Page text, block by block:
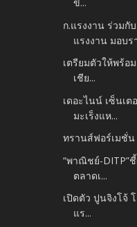
ก.แรงงาน ร่วมกั
แรงงาน มอบร
เตรียมตัวให้พร้อ
เชีย...
เดอะไนน์ เซ็นเ
มะเร็งแห...
ทรานส์ฟอร์เมชั่น
“พาณิชย์-DITP”ชี้
ตลาดเ...
เปิดตัว ปูนจิงโจ้
แร...